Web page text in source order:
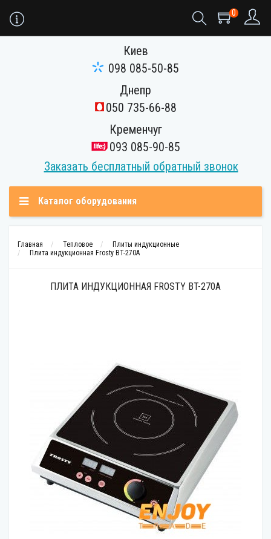
0
Киев
098 085-50-85
Днепр
050 735-66-88
Кременчуг
093 085-90-85
Заказать бесплатный обратный звонок
Каталог оборудования
Главная Тепловое
Плиты индукционные
Плита индукционная Frosty BT-270A
ПЛИТА ИНДУКЦИОННАЯ FROSTY BT-270A